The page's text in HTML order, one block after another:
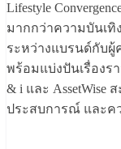
Lifestyle
มากกว่าความบันเทิ
ระหว่างแบรนด์กับ
พร้อมแบ่งปันเรื่องร
& i และ AssetWise
ประสบการณ์ และค